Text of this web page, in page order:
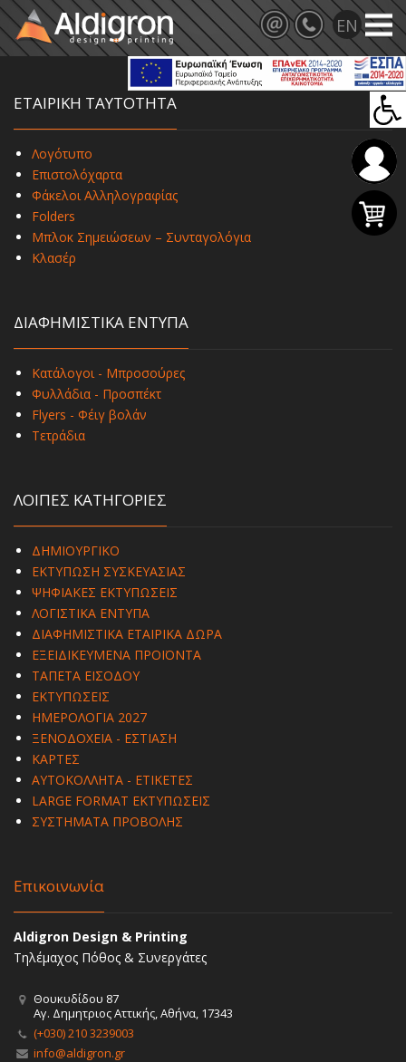
ΕΤΑΙΡΙΚΗ ΤΑΥΤΟΤΗΤΑ
Λογότυπο
Επιστολόχαρτα
Φάκελοι Αλληλογραφίας
Folders
Μπλοκ Σημειώσεων – Συνταγολόγια
Κλασέρ
ΔΙΑΦΗΜΙΣΤΙΚΑ ΕΝΤΥΠΑ
Κατάλογοι - Μπροσούρες
Φυλλάδια - Προσπέκτ
Flyers - Φέιγ βολάν
Τετράδια
ΛΟΙΠΕΣ ΚΑΤΗΓΟΡΙΕΣ
ΔΗΜΙΟΥΡΓΙΚΟ
ΕΚΤΥΠΩΣΗ ΣΥΣΚΕΥΑΣΙΑΣ
ΨΗΦΙΑΚΕΣ ΕΚΤΥΠΩΣΕΙΣ
ΛΟΓΙΣΤΙΚΑ ΕΝΤΥΠΑ
ΔΙΑΦΗΜΙΣΤΙΚΑ ΕΤΑΙΡΙΚΑ ΔΩΡΑ
ΕΞΕΙΔΙΚΕΥΜΕΝΑ ΠΡΟΪΟΝΤΑ
ΤΑΠΕΤΑ ΕΙΣΟΔΟΥ
ΕΚΤΥΠΩΣΕΙΣ
ΗΜΕΡΟΛΟΓΙΑ 2027
ΞΕΝΟΔΟΧΕΙΑ - ΕΣΤΙΑΣΗ
ΚΑΡΤΕΣ
ΑΥΤΟΚΟΛΛΗΤΑ - ΕΤΙΚΕΤΕΣ
LARGE FORMAT ΕΚΤΥΠΩΣΕΙΣ
ΣΥΣΤΗΜΑΤΑ ΠΡΟΒΟΛΗΣ
Επικοινωνία
Aldigron Design & Printing
Τηλέμαχος Πόθος & Συνεργάτες
Θουκυδίδου 87
Αγ. Δημητριος Αττικής, Αθήνα, 17343
(+030) 210 3239003
info@aldigron.gr